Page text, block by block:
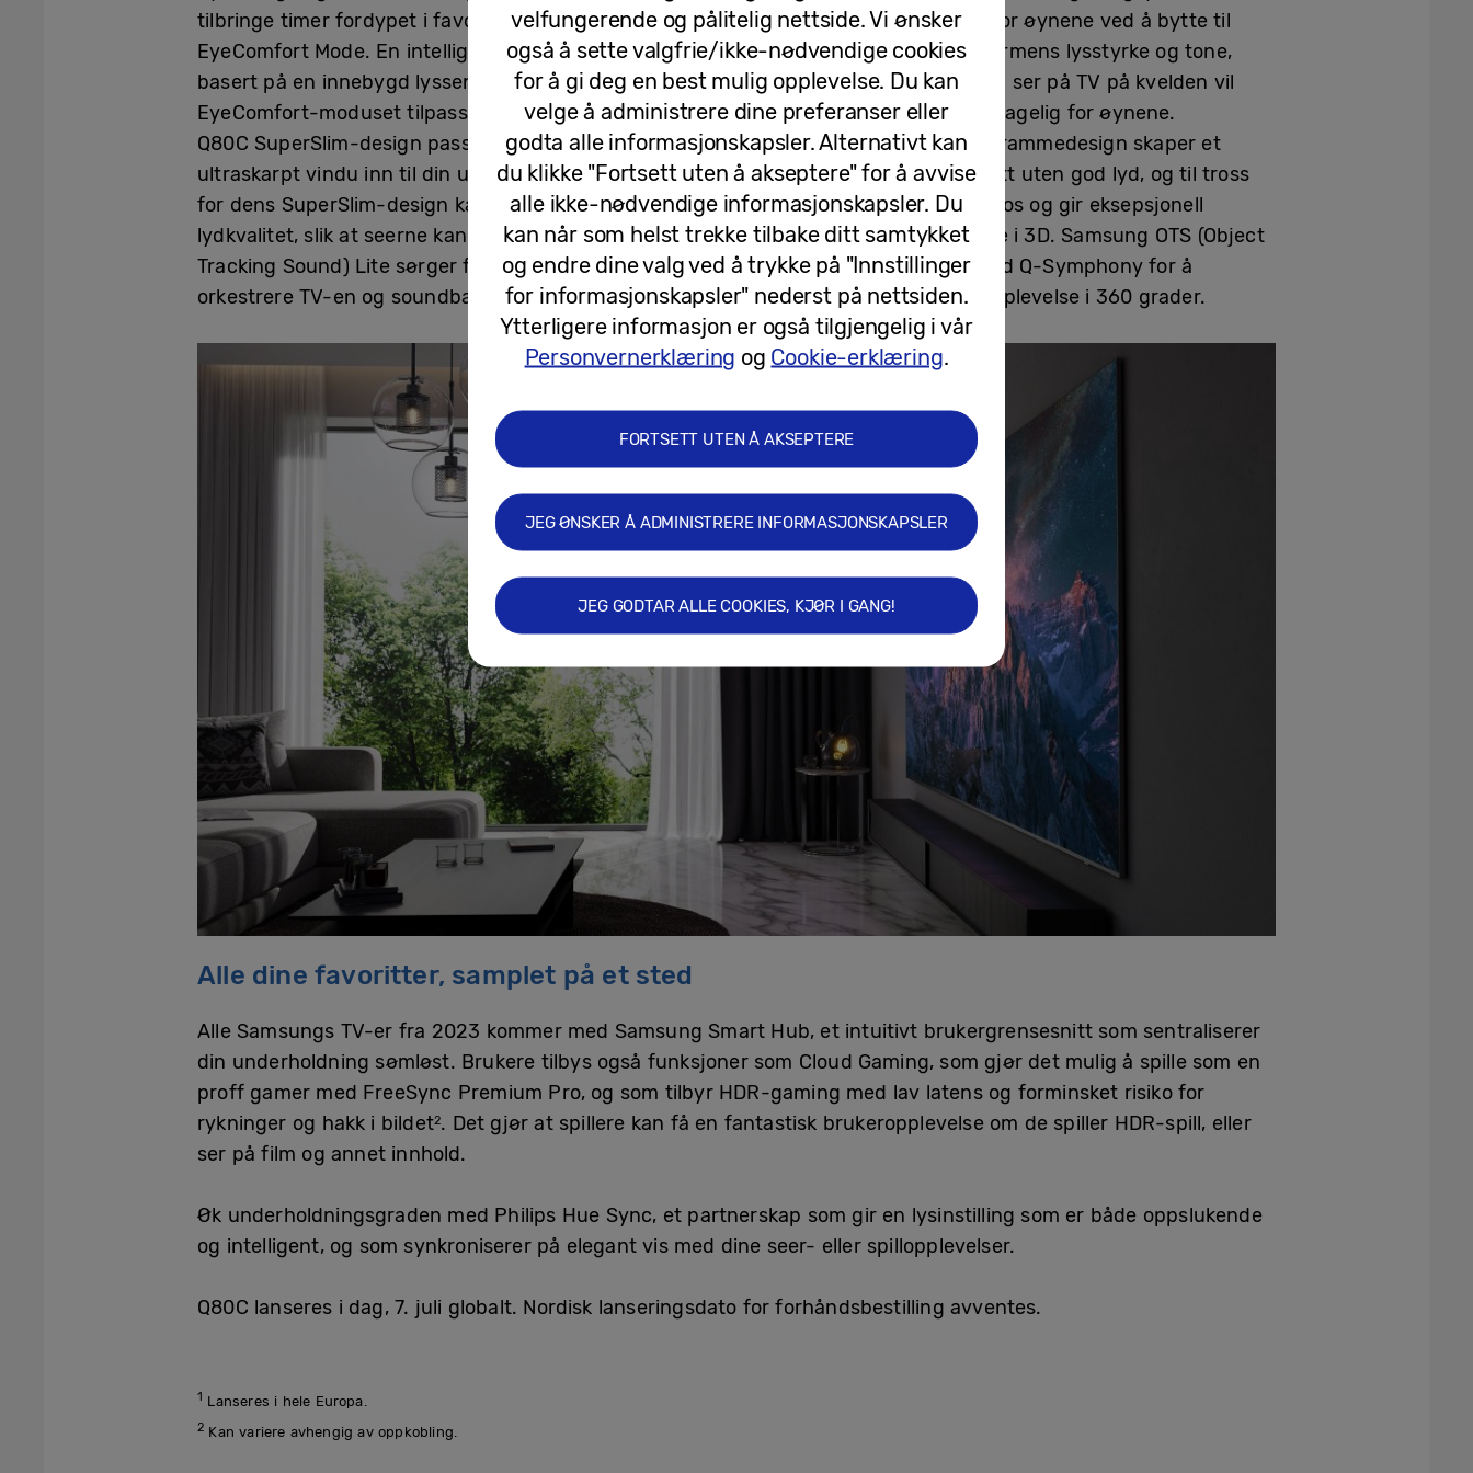
tilbringe timer fordypet i favorittinnholdet ditt, kan du også gjøre det mer behagelig for øynene ved å bytte til
EyeComfort Mode. En intelligent bildeinnstilling designet for å automatisk justere skjermens lysstyrke og tone,
basert på en innebygd lyssensor og informasjon for når solen går opp og ned. Hvis du ser på TV på kvelden vil
EyeComfort-moduset tilpasse det blå lysnivået slik at bildene blir varmere og mer behagelig for øynene.
Q80C SuperSlim-design passer sømløst inn i ditt hjem. Dens fantastiske, supertynne rammedesign skaper et
ultraskarpt vindu inn til din underholdning. En oppslukende opplevelse er ikke komplett uten god lyd, og til tross
for dens SuperSlim-design kan TV-en gi rungende lyd. Q80C har støtte for Dolby Atmos og gir eksepsjonell
lydkvalitet, slik at seerne kan nyte sine favorittprogram med en filmatisk lydopplevelse i 3D. Samsung OTS (Object
Tracking Sound) Lite sørger for at du kjenner hvert slag av action, og er forbedret med Q-Symphony for å
orkestrere TV-en og soundbar i perfekt harmoni som gir seerne en oppslukende lydopplevelse i 360 grader.
Alle dine favoritter, samplet på et sted
Alle Samsungs TV-er fra 2023 kommer med Samsung Smart Hub, et intuitivt brukergrensesnitt som sentraliserer
din underholdning sømløst. Brukere tilbys også funksjoner som Cloud Gaming, som gjør det mulig å spille som en
proff gamer med FreeSync Premium Pro, og som tilbyr HDR-gaming med lav latens og forminsket risiko for
rykninger og hakk i bildet2. Det gjør at spillere kan få en fantastisk brukeropplevelse om de spiller HDR-spill, eller
ser på film og annet innhold.
Øk underholdningsgraden med Philips Hue Sync, et partnerskap som gir en lysinstilling som er både oppslukende
og intelligent, og som synkroniserer på elegant vis med dine seer- eller spillopplevelser.
Q80C lanseres i dag, 7. juli globalt. Nordisk lanseringsdato for forhåndsbestilling avventes.
1 Lanseres i hele Europa.
2 Kan variere avhengig av oppkobling.
velfungerende og pålitelig nettside. Vi ønsker
også å sette valgfrie/ikke-nødvendige cookies
for å gi deg en best mulig opplevelse. Du kan
velge å administrere dine preferanser eller
godta alle informasjonskapsler. Alternativt kan
du klikke "Fortsett uten å akseptere" for å avvise
alle ikke-nødvendige informasjonskapsler. Du
kan når som helst trekke tilbake ditt samtykket
og endre dine valg ved å trykke på "Innstillinger
for informasjonskapsler" nederst på nettsiden.
Ytterligere informasjon er også tilgjengelig i vår
Personvernerklæring og Cookie-erklæring.
FORTSETT UTEN Å AKSEPTERE
JEG ØNSKER Å ADMINISTRERE INFORMASJONSKAPSLER
JEG GODTAR ALLE COOKIES, KJØR I GANG!